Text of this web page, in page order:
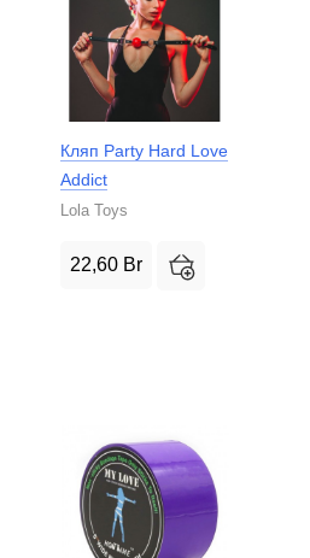
Кляп Party Hard Love
Addict
Lola Toys
22,60 Br